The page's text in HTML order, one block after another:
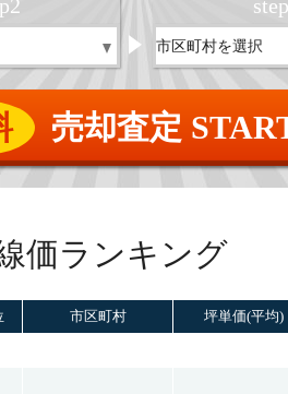
2 step
売却査定
価ランキング
市区町村 坪単価(平均)